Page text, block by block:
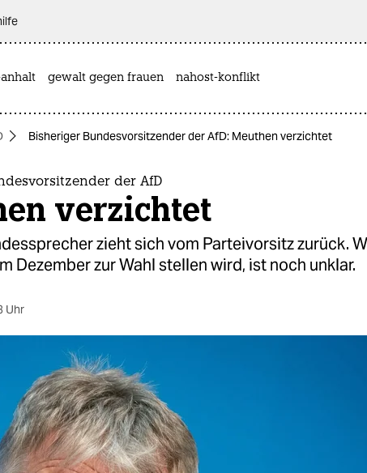
gewalt gegen frauen nahost-konflikt
Bisheriger Bundesvorsitzender der AfD: Meuthen verzichtet
der AfD
verzichtet
zieht sich vom Parteivorsitz zurück.
Dezember zur Wahl stellen wird, ist noch unklar.
Uhr